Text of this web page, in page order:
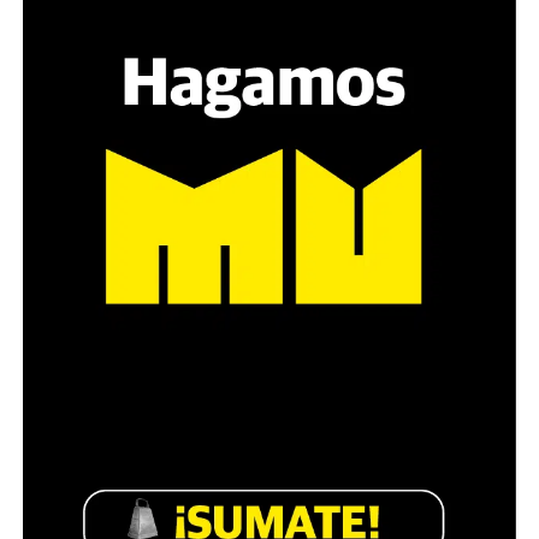
venimos planteando que el uso de su protocolo y la
forma en que se dio el operativo es contrario a la
Constitución y a las leyes”.
El juez Martín Cormik efectivamente planteó que “el
Tribunal no desconoce ni es impasible a los desgraciados
que no aparecen adecuados a los principios
las normas supranacionales que constituyen la ley